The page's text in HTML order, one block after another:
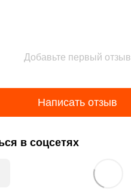
Добавьте первый отзыв
Написать отзыв
в соцсетях